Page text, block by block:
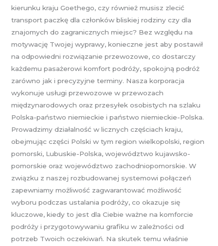
kierunku kraju Goethego, czy również musisz zlecić
transport paczkę dla członków bliskiej rodziny czy dla
znajomych do zagranicznych miejsc? Bez względu na
motywację Twojej wyprawy, konieczne jest aby postawił
na odpowiedni rozwiązanie przewozowe, co dostarczy
każdemu pasażerowi komfort podróży, spokojną podróż
zarówno jak i precyzyjne terminy. Nasza korporacja
wykonuje usługi przewozowe w przewozach
międzynarodowych oraz przesyłek osobistych na szlaku
Polska-państwo niemieckie i państwo niemieckie-Polska.
Prowadzimy działalność w licznych częściach kraju,
obejmując części Polski w tym region wielkopolski, region
pomorski, Lubuskie-Polska, województwo kujawsko-
pomorskie oraz województwo zachodniopomorskie. W
związku z naszej rozbudowanej systemowi połączeń
zapewniamy możliwość zagwarantować możliwość
wyboru podczas ustalania podróży, co okazuje się
kluczowe, kiedy to jest dla Ciebie ważne na komforcie
podróży i przygotowywaniu grafiku w zależności od
potrzeb Twoich oczekiwań. Na skutek temu właśnie